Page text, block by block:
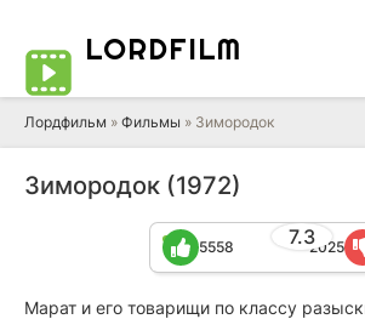
LORDFILM
Лордфильм » Фильмы » Зимородок
Зимородок (1972)
7.3
5558 2025
Марат и его товарищи по классу